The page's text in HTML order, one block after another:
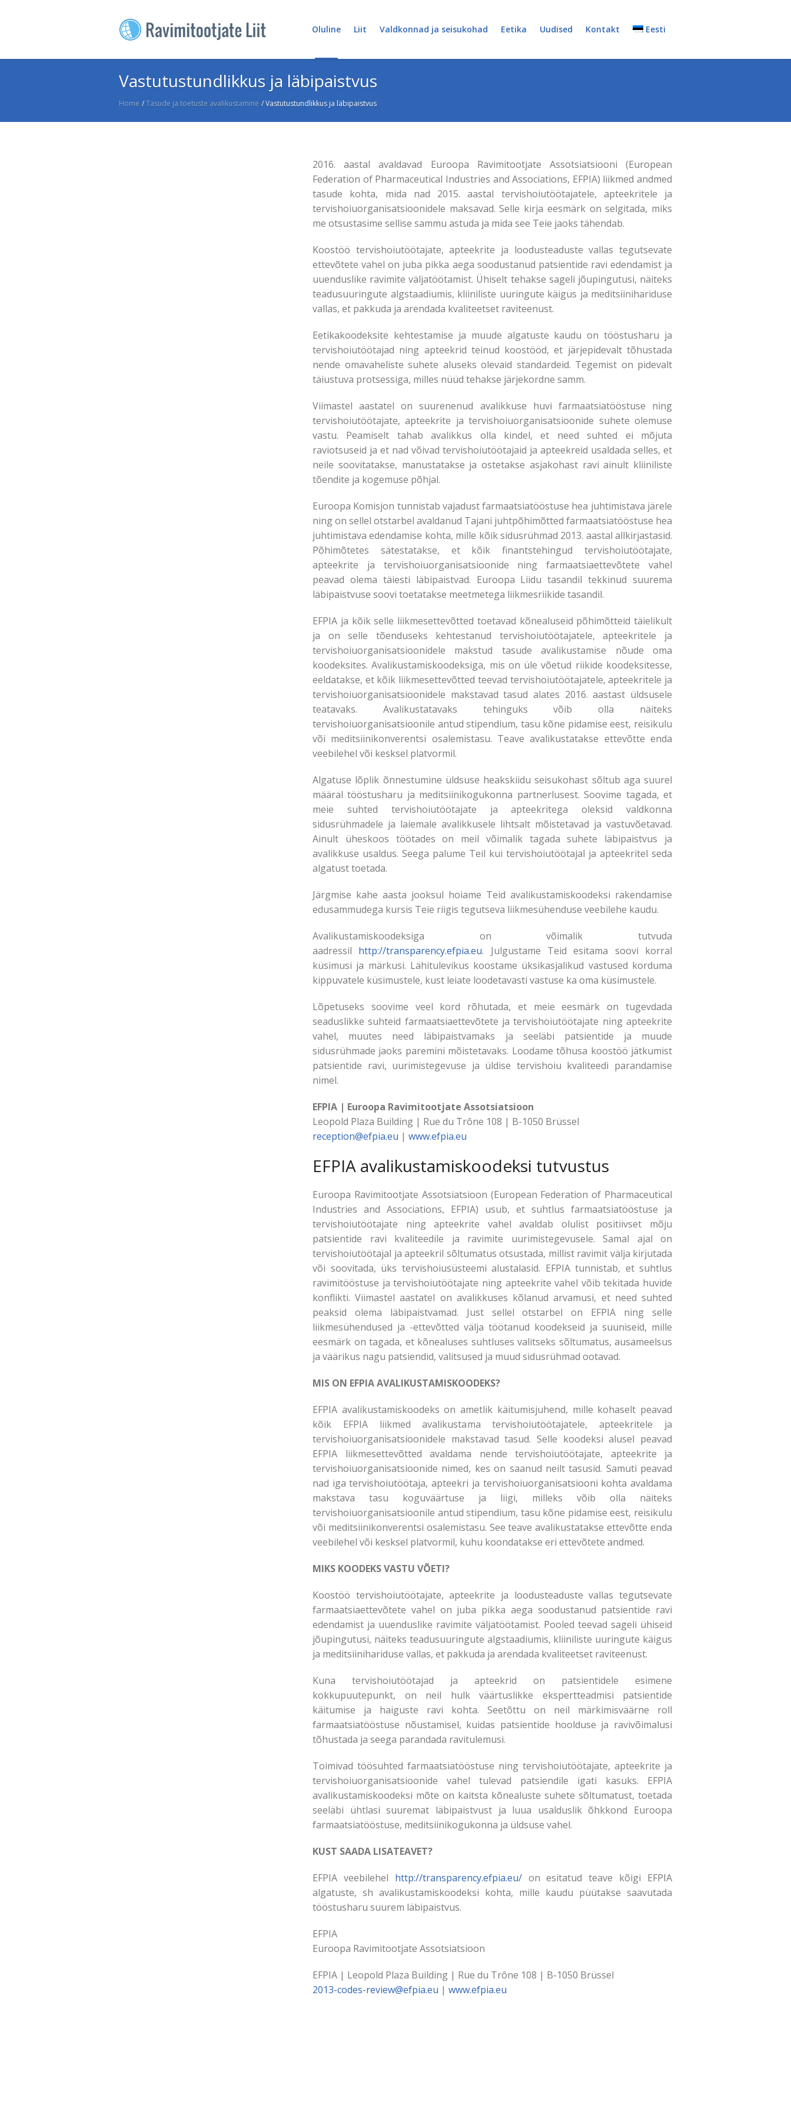
Oluline Liit Valdkonnad ja seisukohad Eetika Uudised Kontakt Eesti
Vastutustundlikkus ja läbipaistvus
Home /Tasude ja toetuste avalikustamine /Vastutustundlikkus ja läbipaistvus
2016. aastal avaldavad Euroopa Ravimitootjate Assotsiatsiooni (European
Federation of Pharmaceutical Industries and Associations, EFPIA) liikmed andmed
tasude kohta, mida nad 2015. aastal tervishoiutöötajatele, apteekritele ja
tervishoiuorganisatsioonidele maksavad. Selle kirja eesmärk on selgitada, miks
me otsustasime sellise sammu astuda ja mida see Teie jaoks tähendab.
Koostöö tervishoiutöötajate, apteekrite ja loodusteaduste vallas tegutsevate
ettevõtete vahel on juba pikka aega soodustanud patsientide ravi edendamist ja
uuenduslike ravimite väljatöötamist. Ühiselt tehakse sageli jõupingutusi, näiteks
teadusuuringute algstaadiumis, kliiniliste uuringute käigus ja meditsiinihariduse
vallas, et pakkuda ja arendada kvaliteetset raviteenust.
Eetikakoodeksite kehtestamise ja muude algatuste kaudu on tööstusharu ja
tervishoiutöötajad ning apteekrid teinud koostööd, et järjepidevalt tõhustada
nende omavaheliste suhete aluseks olevaid standardeid. Tegemist on pidevalt
täiustuva protsessiga, milles nüüd tehakse järjekordne samm.
Viimastel aastatel on suurenenud avalikkuse huvi farmaatsiatööstuse ning
tervishoiutöötajate, apteekrite ja tervishoiuorganisatsioonide suhete olemuse
vastu. Peamiselt tahab avalikkus olla kindel, et need suhted ei mõjuta
raviotsuseid ja et nad võivad tervishoiutöötajaid ja apteekreid usaldada selles, et
neile soovitatakse, manustatakse ja ostetakse asjakohast ravi ainult kliiniliste
tõendite ja kogemuse põhjal.
Euroopa Komisjon tunnistab vajadust farmaatsiatööstuse hea juhtimistava järele
ning on sellel otstarbel avaldanud Tajani juhtpõhimõtted farmaatsiatööstuse hea
juhtimistava edendamise kohta, mille kõik sidusrühmad 2013. aastal allkirjastasid.
Põhimõtetes sätestatakse, et kõik finantstehingud tervishoiutöötajate,
apteekrite ja tervishoiuorganisatsioonide ning farmaatsiaettevõtete vahel
peavad olema täiesti läbipaistvad. Euroopa Liidu tasandil tekkinud suurema
läbipaistvuse soovi toetatakse meetmetega liikmesriikide tasandil.
EFPIA ja kõik selle liikmesettevõtted toetavad kõnealuseid põhimõtteid täielikult
ja on selle tõenduseks kehtestanud tervishoiutöötajatele, apteekritele ja
tervishoiuorganisatsioonidele makstud tasude avalikustamise nõude oma
koodeksites. Avalikustamiskoodeksiga, mis on üle võetud riikide koodeksitesse,
eeldatakse, et kõik liikmesettevõtted teevad tervishoiutöötajatele, apteekritele ja
tervishoiuorganisatsioonidele makstavad tasud alates 2016. aastast üldsusele
teatavaks. Avalikustatavaks tehinguks võib olla näiteks
tervishoiuorganisatsioonile antud stipendium, tasu kõne pidamise eest, reisikulu
või meditsiinikonverentsi osalemistasu. Teave avalikustatakse ettevõtte enda
veebilehel või kesksel platvormil.
Algatuse lõplik õnnestumine üldsuse heakskiidu seisukohast sõltub aga suurel
määral tööstusharu ja meditsiinikogukonna partnerlusest. Soovime tagada, et
meie suhted tervishoiutöötajate ja apteekritega oleksid valdkonna
sidusrühmadele ja laiemale avalikkusele lihtsalt mõistetavad ja vastuvõetavad.
Ainult üheskoos töötades on meil võimalik tagada suhete läbipaistvus ja
avalikkuse usaldus. Seega palume Teil kui tervishoiutöötajal ja apteekritel seda
algatust toetada.
Järgmise kahe aasta jooksul hoiame Teid avalikustamiskoodeksi rakendamise
edusammudega kursis Teie riigis tegutseva liikmesühenduse veebilehe kaudu.
Avalikustamiskoodeksiga on võimalik tutvuda
aadressil http://transparency.efpia.eu. Julgustame Teid esitama soovi korral
küsimusi ja märkusi. Lähitulevikus koostame üksikasjalikud vastused korduma
kippuvatele küsimustele, kust leiate loodetavasti vastuse ka oma küsimustele.
Lõpetuseks soovime veel kord rõhutada, et meie eesmärk on tugevdada
seaduslikke suhteid farmaatsiaettevõtete ja tervishoiutöötajate ning apteekrite
vahel, muutes need läbipaistvamaks ja seeläbi patsientide ja muude
sidusrühmade jaoks paremini mõistetavaks. Loodame tõhusa koostöö jätkumist
patsientide ravi, uurimistegevuse ja üldise tervishoiu kvaliteedi parandamise
nimel.
EFPIA | Euroopa Ravimitootjate Assotsiatsioon
Leopold Plaza Building | Rue du Trône 108 | B-1050 Brüssel
reception@efpia.eu | www.efpia.eu
EFPIA avalikustamiskoodeksi tutvustus
Euroopa Ravimitootjate Assotsiatsioon (European Federation of Pharmaceutical
Industries and Associations, EFPIA) usub, et suhtlus farmaatsiatööstuse ja
tervishoiutöötajate ning apteekrite vahel avaldab olulist positiivset mõju
patsientide ravi kvaliteedile ja ravimite uurimistegevusele. Samal ajal on
tervishoiutöötajal ja apteekril sõltumatus otsustada, millist ravimit välja kirjutada
või soovitada, üks tervishoiusüsteemi alustalasid. EFPIA tunnistab, et suhtlus
ravimitööstuse ja tervishoiutöötajate ning apteekrite vahel võib tekitada huvide
konflikti. Viimastel aastatel on avalikkuses kõlanud arvamusi, et need suhted
peaksid olema läbipaistvamad. Just sellel otstarbel on EFPIA ning selle
liikmesühendused ja -ettevõtted välja töötanud koodekseid ja suuniseid, mille
eesmärk on tagada, et kõnealuses suhtluses valitseks sõltumatus, ausameelsus
ja väärikus nagu patsiendid, valitsused ja muud sidusrühmad ootavad.
MIS ON EFPIA AVALIKUSTAMISKOODEKS?
EFPIA avalikustamiskoodeks on ametlik käitumisjuhend, mille kohaselt peavad
kõik EFPIA liikmed avalikustama tervishoiutöötajatele, apteekritele ja
tervishoiuorganisatsioonidele makstavad tasud. Selle koodeksi alusel peavad
EFPIA liikmesettevõtted avaldama nende tervishoiutöötajate, apteekrite ja
tervishoiuorganisatsioonide nimed, kes on saanud neilt tasusid. Samuti peavad
nad iga tervishoiutöötaja, apteekri ja tervishoiuorganisatsiooni kohta avaldama
makstava tasu koguväärtuse ja liigi, milleks võib olla näiteks
tervishoiuorganisatsioonile antud stipendium, tasu kõne pidamise eest, reisikulu
või meditsiinikonverentsi osalemistasu. See teave avalikustatakse ettevõtte enda
veebilehel või kesksel platvormil, kuhu koondatakse eri ettevõtete andmed.
MIKS KOODEKS VASTU VÕETI?
Koostöö tervishoiutöötajate, apteekrite ja loodusteaduste vallas tegutsevate
farmaatsiaettevõtete vahel on juba pikka aega soodustanud patsientide ravi
edendamist ja uuenduslike ravimite väljatöötamist. Pooled teevad sageli ühiseid
jõupingutusi, näiteks teadusuuringute algstaadiumis, kliiniliste uuringute käigus
ja meditsiinihariduse vallas, et pakkuda ja arendada kvaliteetset raviteenust.
Kuna tervishoiutöötajad ja apteekrid on patsientidele esimene
kokkupuutepunkt, on neil hulk väärtuslikke ekspertteadmisi patsientide
käitumise ja haiguste ravi kohta. Seetõttu on neil märkimisväärne roll
farmaatsiatööstuse nõustamisel, kuidas patsientide hoolduse ja ravivõimalusi
tõhustada ja seega parandada ravitulemusi.
Toimivad töösuhted farmaatsiatööstuse ning tervishoiutöötajate, apteekrite ja
tervishoiuorganisatsioonide vahel tulevad patsiendile igati kasuks. EFPIA
avalikustamiskoodeksi mõte on kaitsta kõnealuste suhete sõltumatust, toetada
seeläbi ühtlasi suuremat läbipaistvust ja luua usalduslik õhkkond Euroopa
farmaatsiatööstuse, meditsiinikogukonna ja üldsuse vahel.
KUST SAADA LISATEAVET?
EFPIA veebilehel http://transparency.efpia.eu/on esitatud teave kõigi EFPIA
algatuste, sh avalikustamiskoodeksi kohta, mille kaudu püütakse saavutada
tööstusharu suurem läbipaistvus.
EFPIA
Euroopa Ravimitootjate Assotsiatsioon
EFPIA | Leopold Plaza Building | Rue du Trône 108 | B-1050 Brüssel
2013-codes-review@efpia.eu | www.efpia.eu